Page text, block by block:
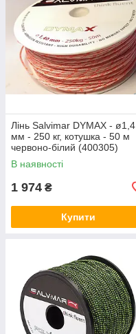
Лінь Salvimar DYMAX - ø1,4
мм - 250 кг, котушка - 50 м
червоно-білий (400305)
В наявності
1 974 ₴
Купити